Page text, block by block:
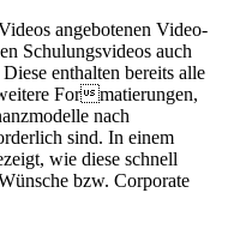
angebotenen Video-
Schulungsvideos auch
enthalten bereits alle
Formatierungen,
nach
sind. In einem
wie diese schnell
bzw. Corporate